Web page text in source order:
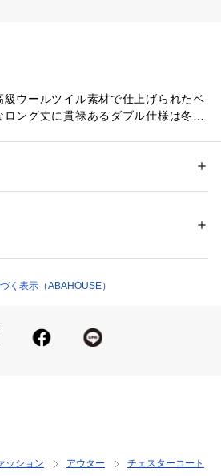
ウールツイル素材で仕上げられたベ
ング丈に貫禄あるダブル仕様は冬の
クトリーブランドで、 同氏はナポリ
オ・ピニョッラで職人として従事し、
く表示（ABAHOUSE）
ッション アウター
チェスターコート